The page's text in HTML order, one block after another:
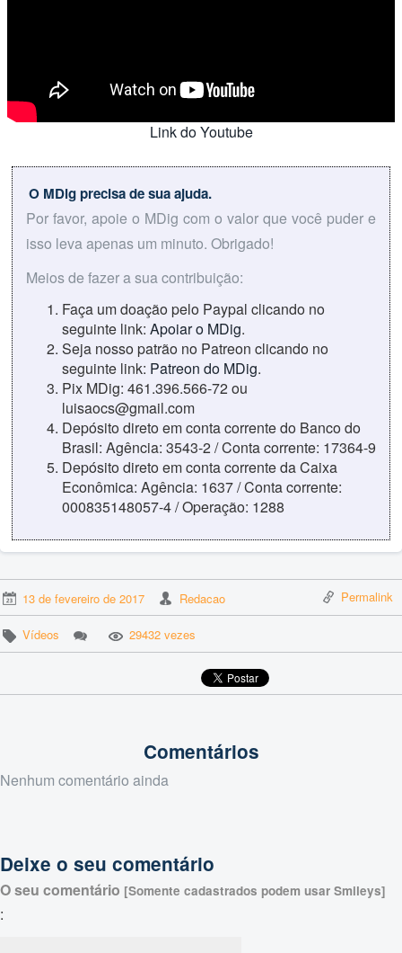
Link do Youtube
O MDig precisa de sua ajuda.
Por favor, apoie o MDig com o valor que você puder e
isso leva apenas um minuto. Obrigado!
Meios de fazer a sua contribuição:
Faça um doação pelo Paypal clicando no
seguinte link: Apoiar o MDig.
Seja nosso patrão no Patreon clicando no
seguinte link: Patreon do MDig.
Pix MDig: 461.396.566-72 ou
luisaocs@gmail.com
Depósito direto em conta corrente do Banco do
Brasil: Agência: 3543-2 / Conta corrente: 17364-9
Depósito direto em conta corrente da Caixa
Econômica: Agência: 1637 / Conta corrente:
000835148057-4 / Operação: 1288
13 de fevereiro de 2017 Redacao Permalink
Vídeos 29432 vezes
Comentários
Nenhum comentário ainda
Deixe o seu comentário
O seu comentário [Somente cadastrados podem usar Smileys]
: